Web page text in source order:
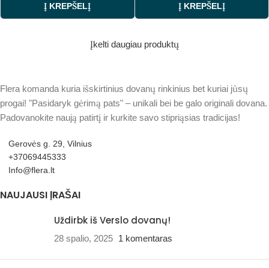
Į KREPŠELĮ Į KREPŠELĮ
Įkelti daugiau produktų
Flera komanda kuria išskirtinius dovanų rinkinius bet kuriai jūsų
progai! "Pasidaryk gėrimą pats" – unikali bei be galo originali dovana.
Padovanokite naują patirtį ir kurkite savo stipriąsias tradicijas!
Gerovės g. 29, Vilnius
+37069445333
Info@flera.lt
NAUJAUSI ĮRAŠAI
Uždirbk iš Verslo dovanų!
28 spalio, 2025 1 komentaras